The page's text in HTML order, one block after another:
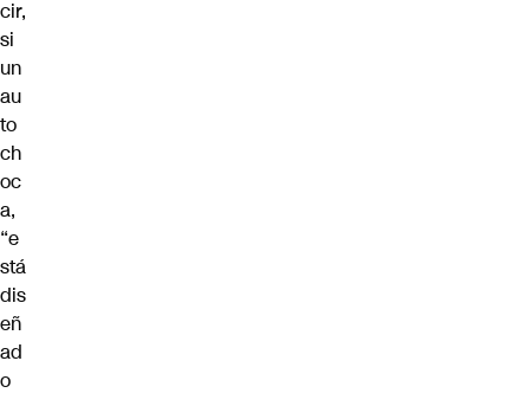
cir,
si
un
au
to
ch
oc
a,
“e
stá
dis
eñ
ad
o